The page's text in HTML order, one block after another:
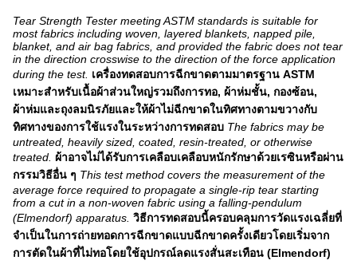
Tear Strength Tester meeting ASTM standards is suitable for
most fabrics including woven, layered blankets, napped pile,
blanket, and air bag fabrics, and provided the fabric does not tear
in the direction crosswise to the direction of the force application
during the test. เครื่องทดสอบการฉีกขาดตามมาตรฐาน ASTM
เหมาะสำหรับเนื้อผ้าส่วนใหญ่รวมถึงการทอ, ผ้าห่มชั้น, กองซ้อน,
ผ้าห่มและถุงลมนิรภัยและให้ผ้าไม่ฉีกขาดในทิศทางตามขวางกับ
ทิศทางของการใช้แรงในระหว่างการทดสอบ The fabrics may be
untreated, heavily sized, coated, resin-treated, or otherwise
treated. ผ้าอาจไม่ได้รับการเคลือบเคลือบหนักรักษาด้วยเรซินหรือผ่าน
กรรมวิธีอื่น ๆ This test method covers the measurement of the
average force required to propagate a single-rip tear starting
from a cut in a non-woven fabric using a falling-pendulum
(Elmendorf) apparatus. วิธีการทดสอบนี้ครอบคลุมการวัดแรงเฉลี่ยที่
จำเป็นในการถ่ายทอดการฉีกขาดแบบฉีกขาดครั้งเดียวโดยเริ่มจาก
การตัดในผ้าที่ไม่ทอโดยใช้อุปกรณ์ลดแรงสั่นสะเทือน (Elmendorf)